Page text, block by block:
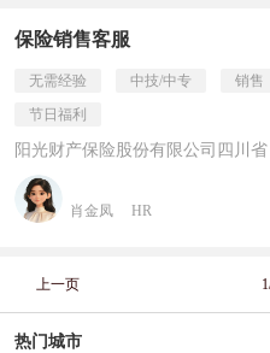
保险销售客服
无需经验 中技/中专 销售
节日福利
阳光财产保险股份有限公司四川
肖金凤 HR
上一页
热门城市